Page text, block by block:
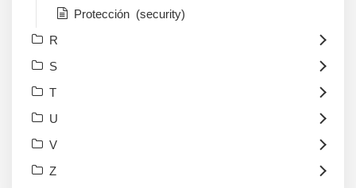
Protección (security)
R
S
T
U
V
Z